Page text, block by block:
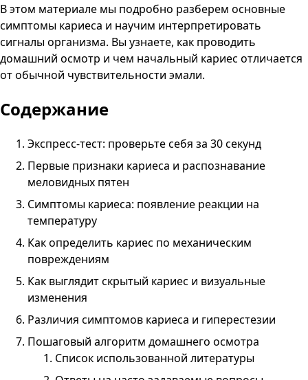
В этом материале мы подробно разберем основные
симптомы кариеса и научим интерпретировать
сигналы организма. Вы узнаете, как проводить
домашний осмотр и чем начальный кариес отличается
от обычной чувствительности эмали.
Содержание
Экспресс-тест: проверьте себя за 30 секунд
Первые признаки кариеса и распознавание
меловидных пятен
Симптомы кариеса: появление реакции на
температуру
Как определить кариес по механическим
повреждениям
Как выглядит скрытый кариес и визуальные
изменения
Различия симптомов кариеса и гиперестезии
Пошаговый алгоритм домашнего осмотра
Список использованной литературы